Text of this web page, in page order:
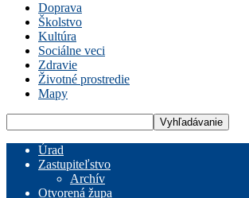
Doprava
Školstvo
Kultúra
Sociálne veci
Zdravie
Životné prostredie
Mapy
Úrad
Zastupiteľstvo
Archív
Otvorená župa